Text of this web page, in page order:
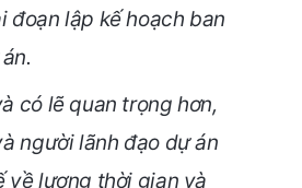
đoạn lập kế hoạch ban
có lẽ quan trọng hơn,
người lãnh đạo dự án
về lượng thời gian và